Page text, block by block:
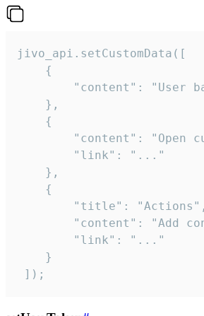
jivo_api.setCustomData([
    {
"content": "User
    },
    {
"content": "Open
        "link": "..."
    },
    {
        "title": "Actions",
"content": "Add
        "link": "..."
    }
]);